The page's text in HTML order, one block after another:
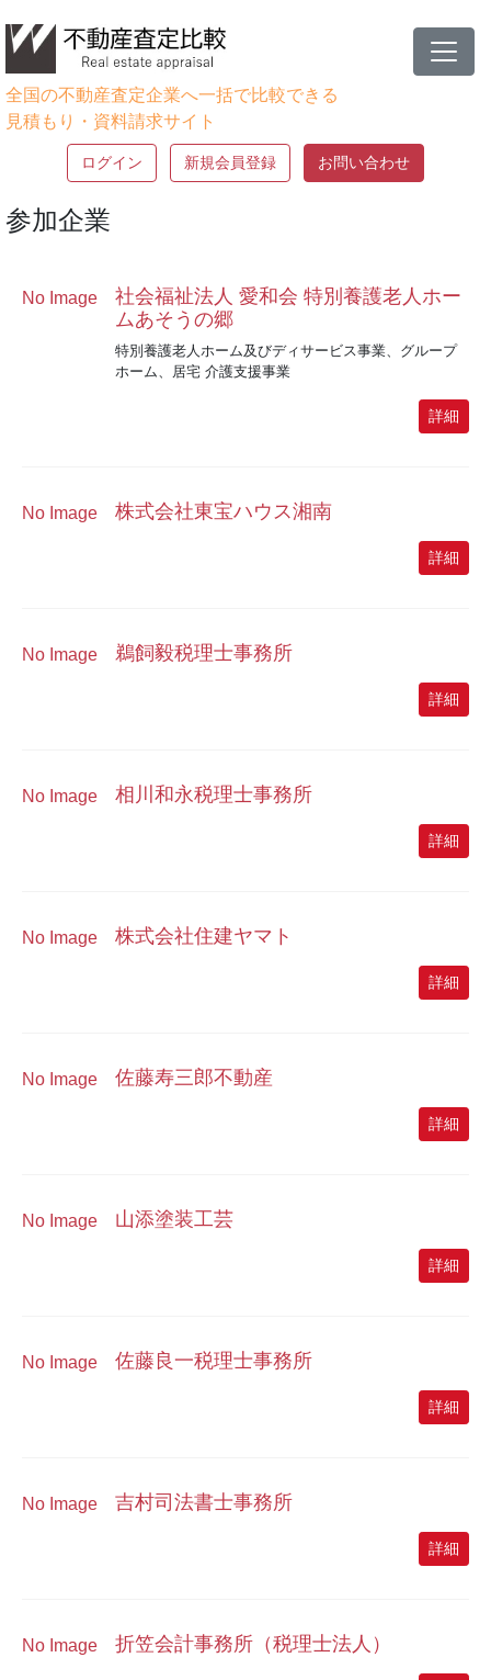
全国の不動産査定企業へ一括で比較できる
見積もり・資料請求サイト
ログイン 新規会員登録 お問い合わせ
参加企業
No Image
社会福祉法人 愛和会 特別養護老人ホー
ムあそうの郷
特別養護老人ホーム及びディサービス事業、グループ
ホーム、居宅 介護支援事業
詳細
No Image 株式会社東宝ハウス湘南
詳細
No Image 鵜飼毅税理士事務所
詳細
No Image 相川和永税理士事務所
詳細
No Image 株式会社住建ヤマト
詳細
No Image 佐藤寿三郎不動産
詳細
No Image 山添塗装工芸
詳細
No Image 佐藤良一税理士事務所
詳細
No Image 吉村司法書士事務所
詳細
No Image 折笠会計事務所（税理士法人）